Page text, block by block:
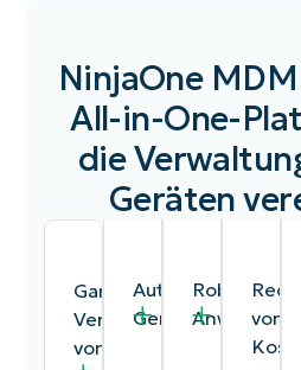
NinjaOne
All-in-One-
die
Geräten
Ganzheitliche
Verwaltung
von
Automatisierte
Geräteanmeldung
Robustes
von